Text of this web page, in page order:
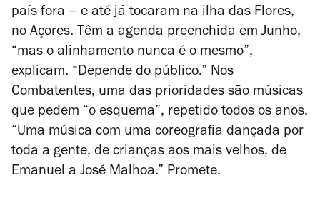
país fora – e até já tocaram na ilha das Flores,
no Açores. Têm a agenda preenchida em Junho,
“mas o alinhamento nunca é o mesmo”,
explicam. “Depende do público.” Nos
Combatentes, uma das prioridades são músicas
que pedem “o esquema”, repetido todos os anos.
“Uma música com uma coreografia dançada por
toda a gente, de crianças aos mais velhos, de
Emanuel a José Malhoa.” Promete.